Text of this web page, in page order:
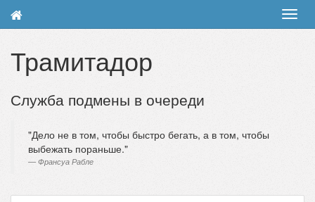
Трамитадор
Служба подмены в очереди
Дело не в том, чтобы быстро бегать, а в том, чтобы
выбежать пораньше.
Франсуа Рабле